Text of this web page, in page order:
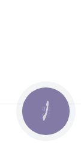
КНОПКА
ЗВ'ЯЗКУ